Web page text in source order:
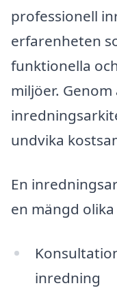
professionell
erfarenheten
funktionella
miljöer.
undvika
En
en mängd
inredning